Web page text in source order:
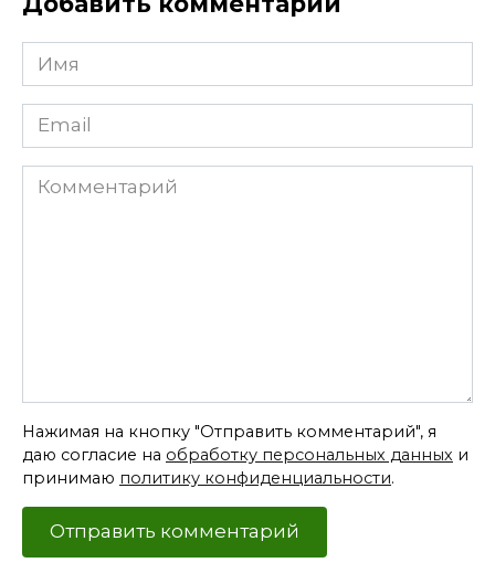
Имя
*
Email
*
Комментарий
Нажимая на кнопку "Отправить комментарий", я
даю согласие на обработку персональных данных и
принимаю политику конфиденциальности.